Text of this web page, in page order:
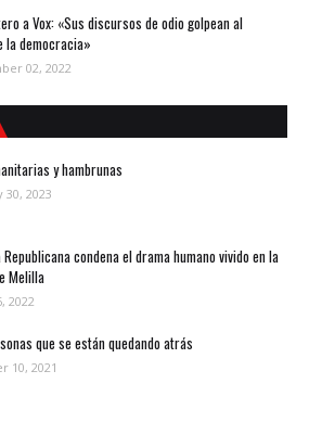
a Vox: «Sus discursos de odio golpean al
la democracia»
02, 2022
y hambrunas
30, 2023
condena el drama humano vivido en la
Melilla
2022
que se están quedando atrás
10, 2021